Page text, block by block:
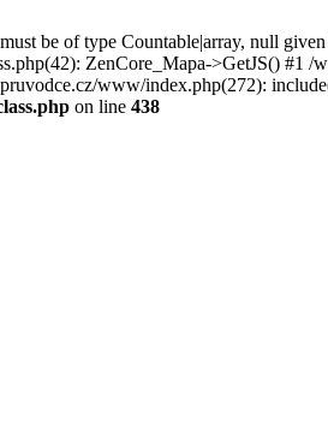
be of type Countable|array, null
ZenCore_Mapa->GetJS() #1
www/index.php(272):
on line 438